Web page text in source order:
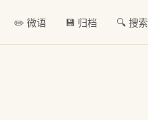
✏️ 微语 💾 归档 🔍 搜索